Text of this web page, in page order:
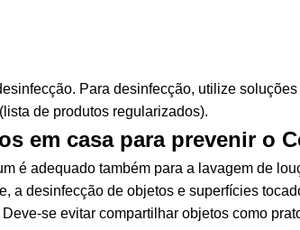
Para desinfecção, utilize
de produtos regularizados).
em casa para prevenir o
é adequado também para a lavagem de
a desinfecção de objetos e superfícies
se evitar compartilhar objetos como